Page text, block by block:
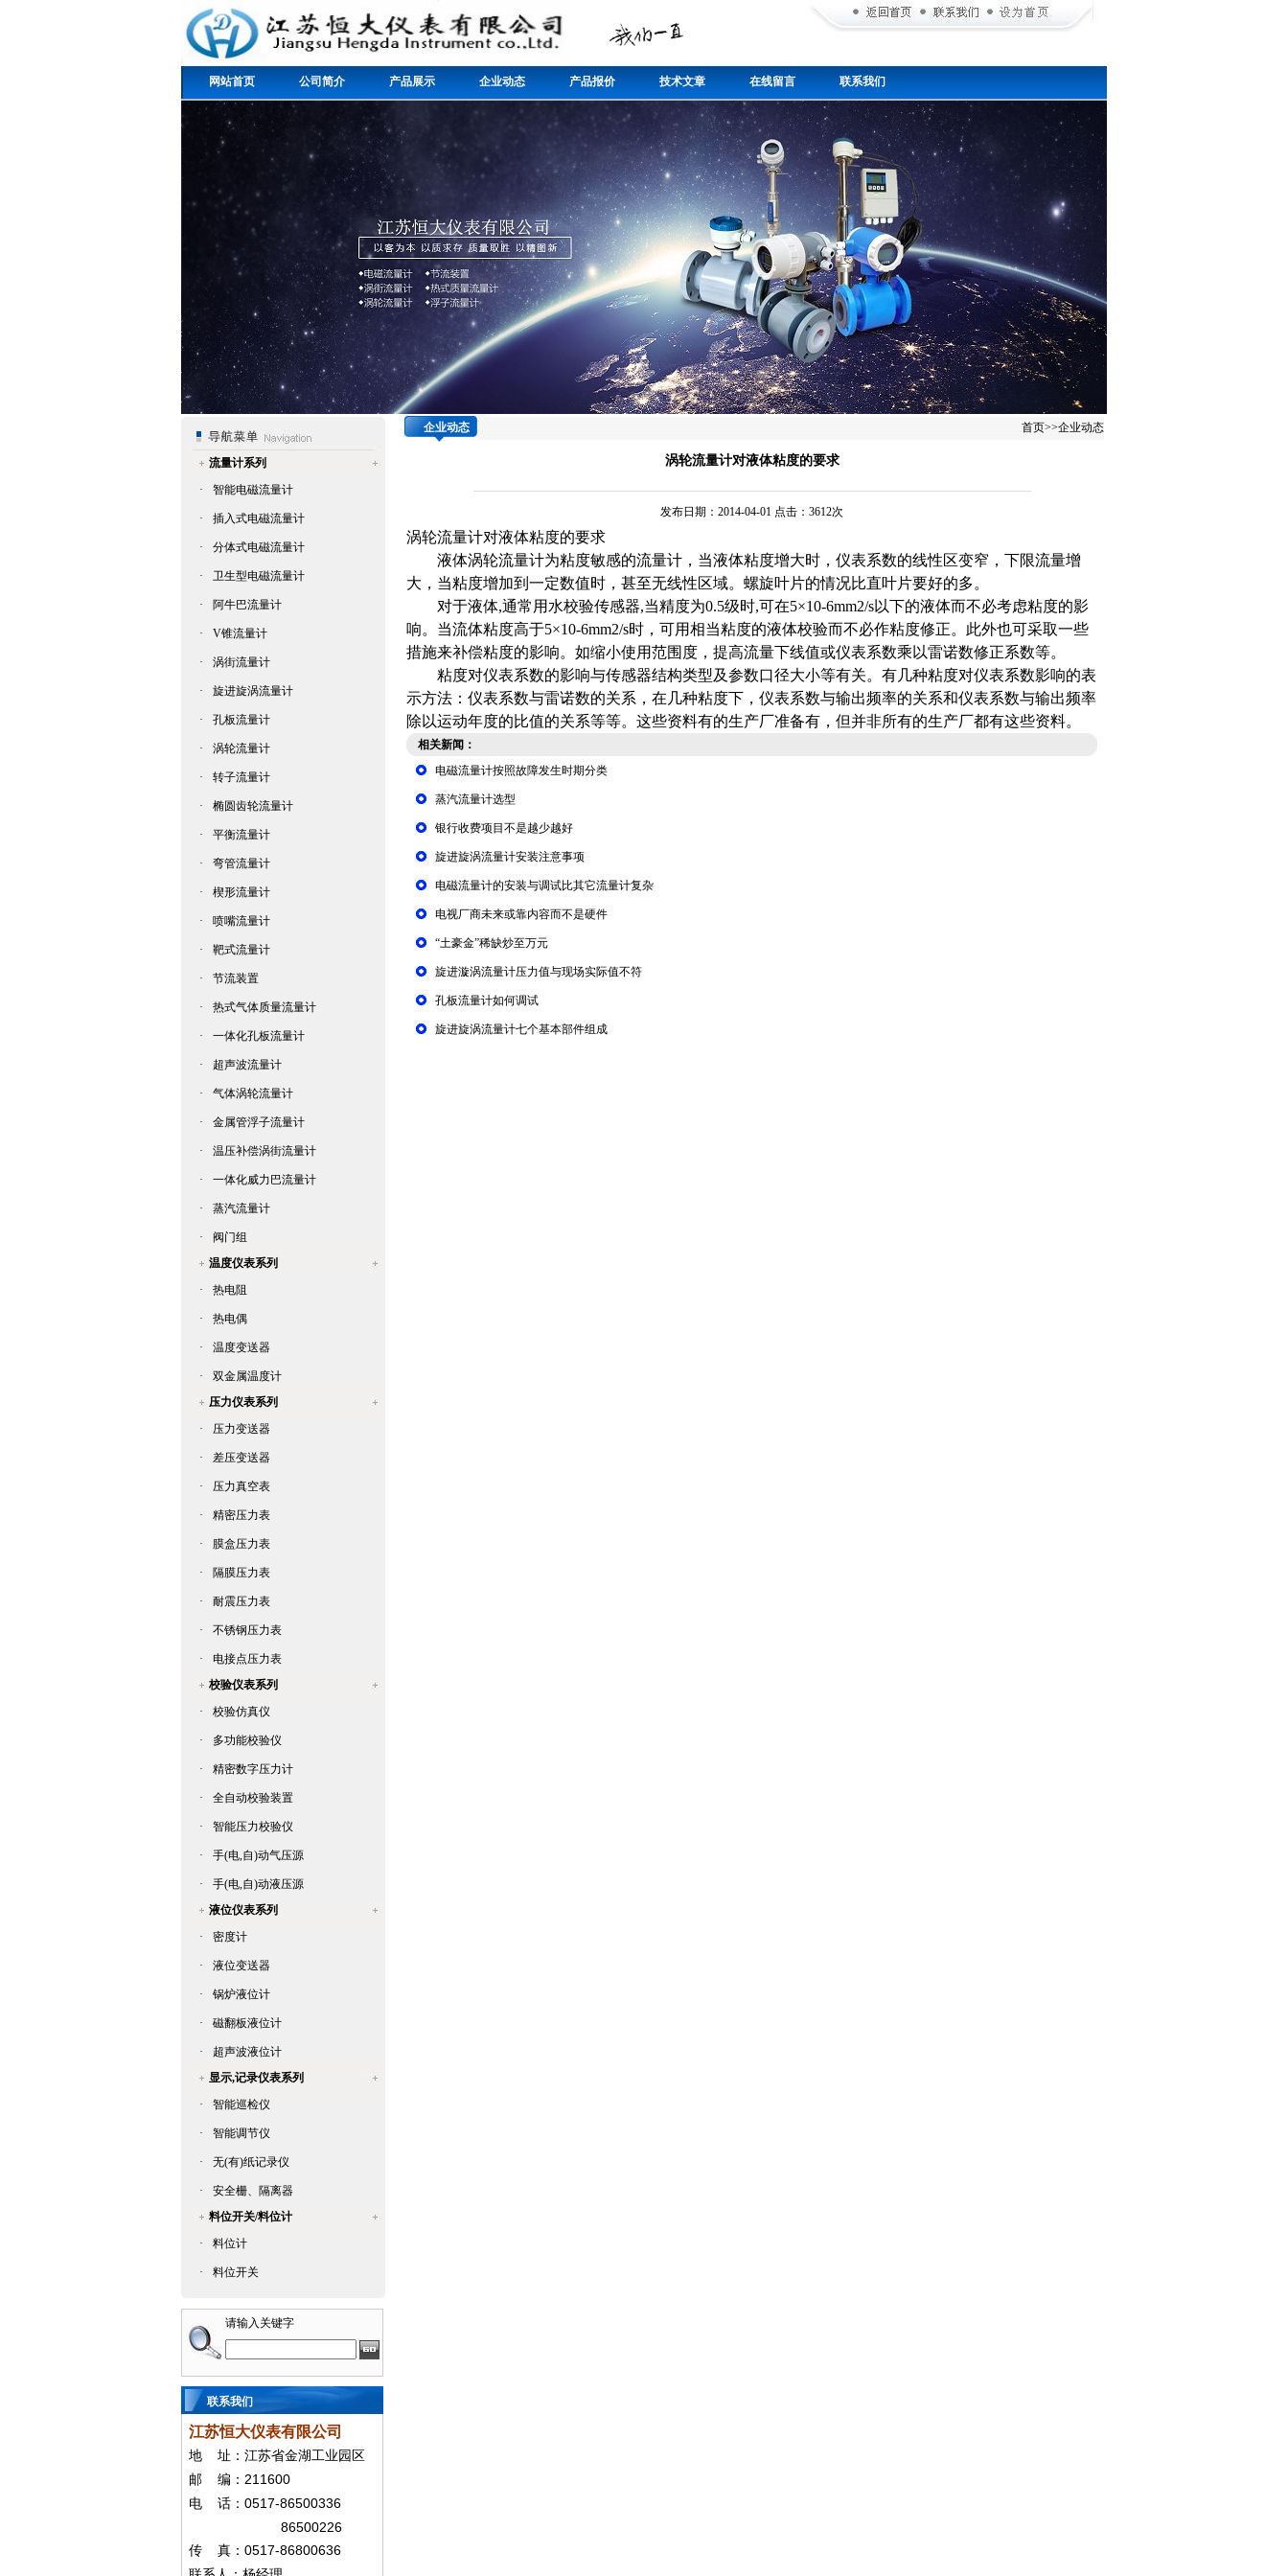
网站首页 公司简介 产品展示 企业动态 产品报价 技术文章 在线留言 联系我们
流量计系列
·
智能电磁流量计
· 插入式电磁流量计
· 分体式电磁流量计
· 卫生型电磁流量计
· 阿牛巴流量计
· V锥流量计
· 涡街流量计
· 旋进旋涡流量计
· 孔板流量计
· 涡轮流量计
· 转子流量计
· 椭圆齿轮流量计
· 平衡流量计
· 弯管流量计
· 楔形流量计
· 喷嘴流量计
· 靶式流量计
· 节流装置
· 热式气体质量流量计
· 一体化孔板流量计
· 超声波流量计
· 气体涡轮流量计
· 金属管浮子流量计
· 温压补偿涡街流量计
· 一体化威力巴流量计
· 蒸汽流量计
·
阀门组
温度仪表系列
·
热电阻
· 热电偶
· 温度变送器
·
双金属温度计
压力仪表系列
·
压力变送器
· 差压变送器
· 压力真空表
· 精密压力表
· 膜盒压力表
· 隔膜压力表
· 耐震压力表
· 不锈钢压力表
·
电接点压力表
校验仪表系列
·
校验仿真仪
· 多功能校验仪
· 精密数字压力计
· 全自动校验装置
· 智能压力校验仪
· 手(电,自)动气压源
·
手(电,自)动液压源
液位仪表系列
·
密度计
· 液位变送器
· 锅炉液位计
· 磁翻板液位计
·
超声波液位计
显示,记录仪表系列
·
智能巡检仪
· 智能调节仪
· 无(有)纸记录仪
·
安全栅、隔离器
料位开关/料位计
·
料位计
· 料位开关
请输入关键字
联系我们
江苏恒大仪表有限公司
地
址：江苏省金湖工业园区
邮
编： 211600
电 话： 0517-86500336
86500226
传 真： 0517-86800636
企业动态 首页>>企业动态
涡轮流量计对液体粘度的要求
发布日期：2014-04-01 点击：3612次
涡轮流量计对液体粘度的要求
液体涡轮流量计为粘度敏感的流量计，当液体粘度增大时，仪表系数的线性区变窄，下限流量增
大，当粘度增加到一定数值时，甚至无线性区域。螺旋叶片的情况比直叶片要好的多。
对于液体,通常用水校验传感器,当精度为0.5级时,可在5×10-6mm2/s以下的液体而不必考虑粘度的影
响。当流体粘度高于5×10-6mm2/s时，可用相当粘度的液体校验而不必作粘度修正。此外也可采取一些
措施来补偿粘度的影响。如缩小使用范围度，提高流量下线值或仪表系数乘以雷诺数修正系数等。
粘度对仪表系数的影响与传感器结构类型及参数口径大小等有关。有几种粘度对仪表系数影响的表
示方法：仪表系数与雷诺数的关系，在几种粘度下，仪表系数与输出频率的关系和仪表系数与输出频率
除以运动年度的比值的关系等等。这些资料有的生产厂准备有，但并非所有的生产厂都有这些资料。
相关新闻：
电磁流量计按照故障发生时期分类
蒸汽流量计选型
银行收费项目不是越少越好
旋进旋涡流量计安装注意事项
电磁流量计的安装与调试比其它流量计复杂
电视厂商未来或靠内容而不是硬件
“土豪金”稀缺炒至万元
旋进漩涡流量计压力值与现场实际值不符
孔板流量计如何调试
旋进旋涡流量计七个基本部件组成